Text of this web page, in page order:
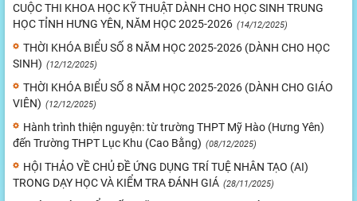
CUỘC THI KHOA HỌC KỸ THUẬT DÀNH CHO HỌC SINH TRUNG
HỌC TỈNH HƯNG YÊN, NĂM HỌC 2025-2026 (14/12/2025)
THỜI KHÓA BIỂU SỐ 8 NĂM HỌC 2025-2026 (DÀNH CHO HỌC
SINH) (12/12/2025)
THỜI KHÓA BIỂU SỐ 8 NĂM HỌC 2025-2026 (DÀNH CHO GIÁO
VIÊN) (12/12/2025)
Hành trình thiện nguyện: từ trường THPT Mỹ Hào (Hưng Yên)
đến Trường THPT Lục Khu (Cao Bằng) (08/12/2025)
HỘI THẢO VỀ CHỦ ĐỀ ỨNG DỤNG TRÍ TUỆ NHÂN TẠO (AI)
TRONG DẠY HỌC VÀ KIỂM TRA ĐÁNH GIÁ (28/11/2025)